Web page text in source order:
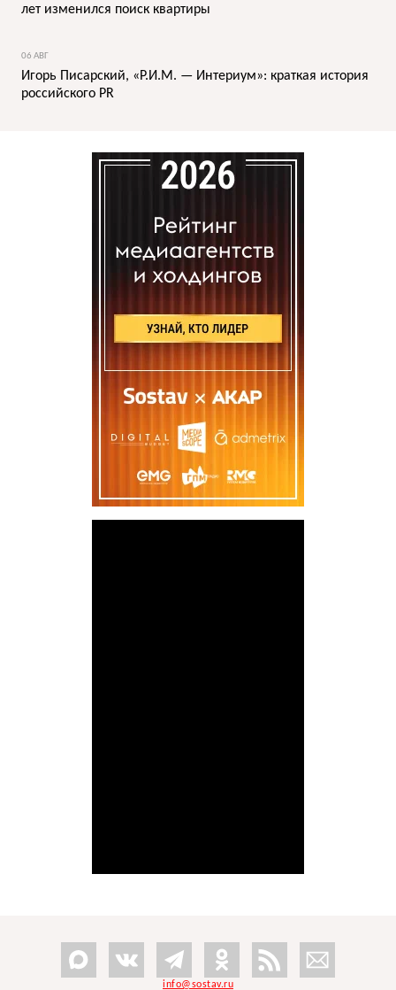
лет изменился поиск квартиры
06 АВГ
Игорь Писарский, «Р.И.М. — Интериум»: краткая история
российского PR
info@sostav.ru